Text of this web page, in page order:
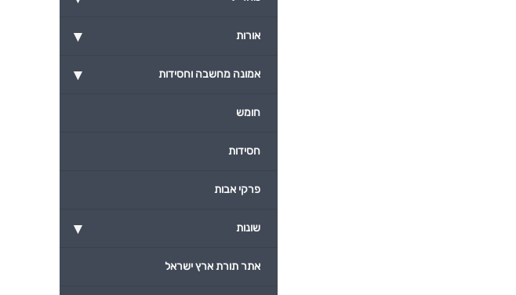
▾ אורות
▾ אמונה מחשבה וחסידות
חומש
חסידות
פרקי אבות
▾ שונות
אתר תורת ארץ ישראל